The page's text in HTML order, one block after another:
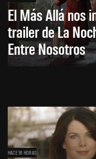
El Más Allá nos
trailer de La
Entre Nosotros
HACE 18 HORAS